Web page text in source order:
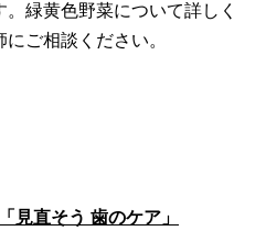
緑黄色野菜について詳しく
ご相談ください。
見直そう 歯のケア」